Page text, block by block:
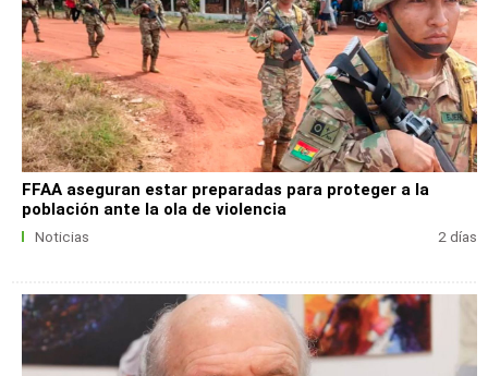
FFAA aseguran estar preparadas para proteger a la
población ante la ola de violencia
Noticias 2 días